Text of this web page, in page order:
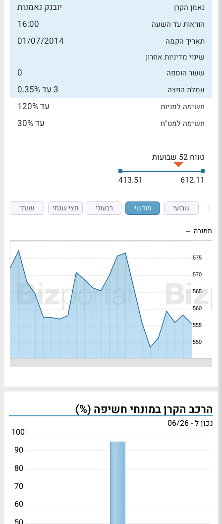
נאמן הקרן יובנק נאמנות
הוראות עד השעה 16:00
תאריך הקמה 01/07/2014
שינוי מדיניות אחרון
שעור הוספה
0
עמלת הפצה 3 עד 0.35%
חשיפה למניות עד 120%
חשיפה למט"ח עד 30%
טווח 52 שבועות
612.11
413.51
שבועי חודשי רבעוני חצי שנתי שנתי
תמורה: --
הרכב הקרן במונחי חשיפה (%)
נכון ל - 06/26
60
70
80
90
100